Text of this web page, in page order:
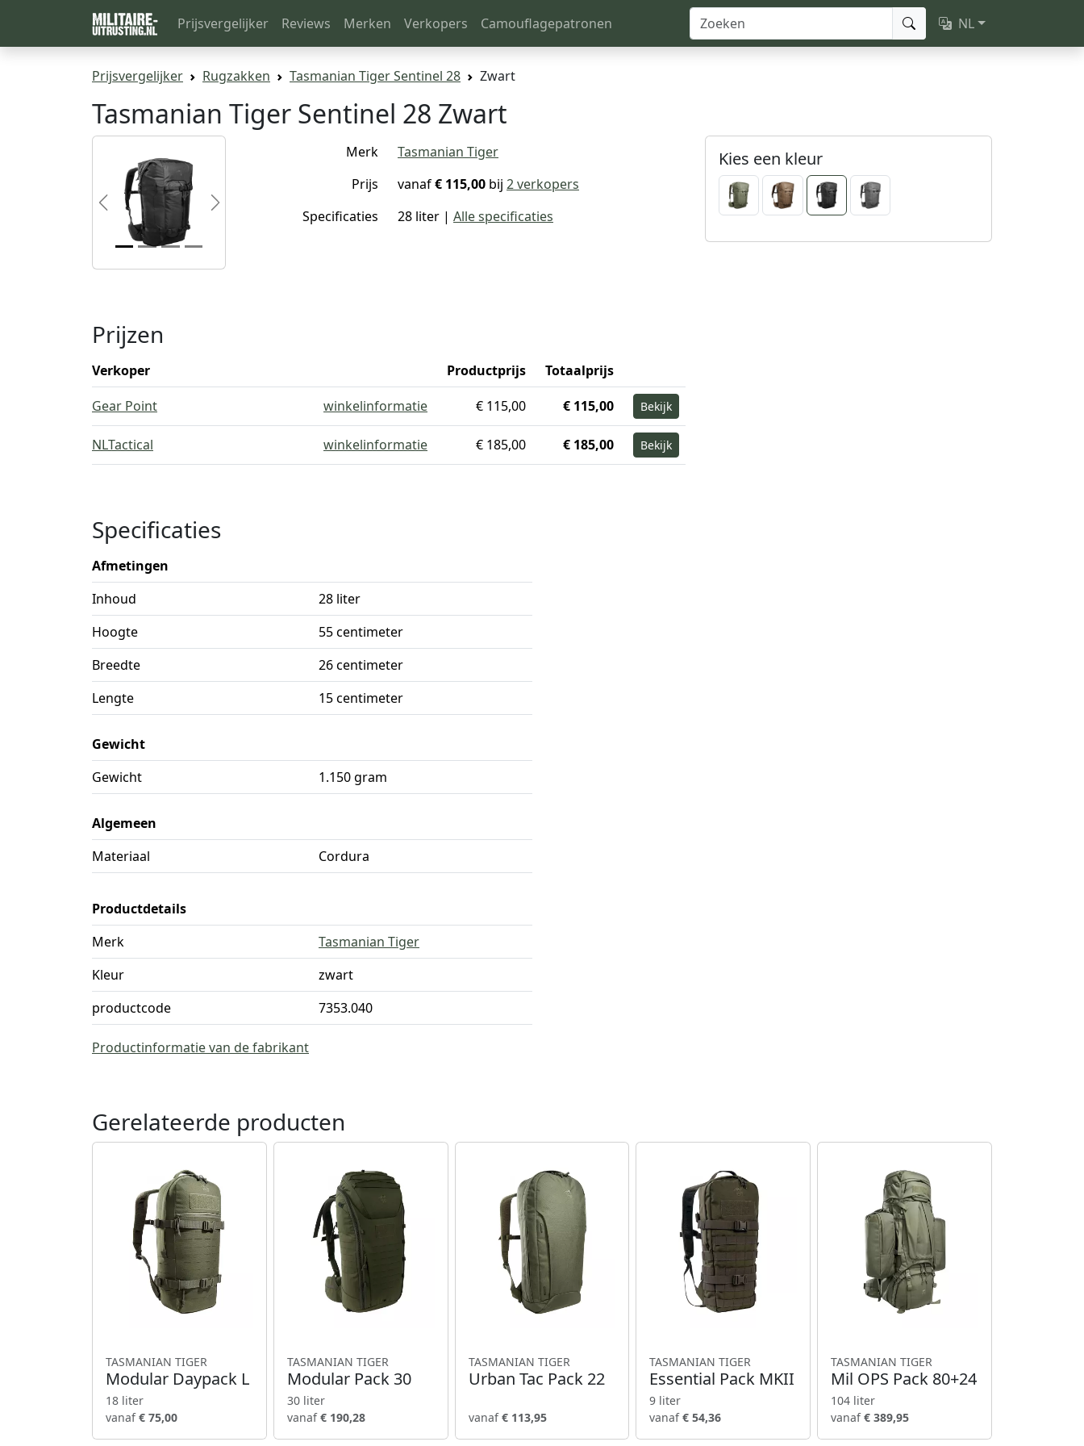
Prijsvergelijker Reviews Merken Verkopers Camouflagepatronen NL
Prijsvergelijker Rugzakken Tasmanian Tiger Sentinel 28 Zwart
Tasmanian Tiger Sentinel 28 Zwart
Previous Next
Merk
Tasmanian Tiger
Prijs
vanaf€ 115,00 bij 2 verkopers
Specificaties
28 liter | Alle specificaties
Kies een kleur
Prijzen
Verkoper Productprijs
Totaalprijs
Gear Point
winkelinformatie € 115,00 € 115,00 Bekijk
NLTactical winkelinformatie € 185,00 € 185,00 Bekijk
Specificaties
Afmetingen
Inhoud
28 liter
Hoogte
55 centimeter
Breedte
26 centimeter
Lengte
15 centimeter
Gewicht
Gewicht
1.150 gram
Algemeen
Materiaal
Cordura
Productdetails
Merk
Tasmanian Tiger
Kleur
zwart
productcode
7353.040
Productinformatie van de fabrikant
Gerelateerde producten
TASMANIAN TIGER
Modular Daypack L
18 liter
vanaf€ 75,00
TASMANIAN TIGER
Modular Pack 30
30 liter
vanaf€ 190,28
TASMANIAN TIGER
Urban Tac Pack 22
vanaf€ 113,95
TASMANIAN TIGER
Essential Pack MKII
9 liter
vanaf€ 54,36
TASMANIAN TIGER
Mil OPS Pack 80+24
104 liter
vanaf€ 389,95